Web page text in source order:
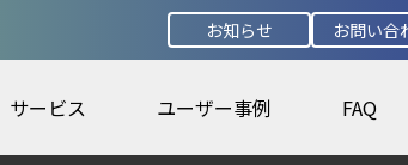
お知らせ お問い合
サービス ユーザー事例 FAQ
戦略